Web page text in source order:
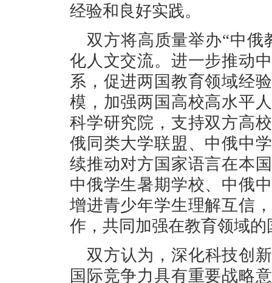
经验和良好实践。
双方将高质量举办“中俄
化人文交流。进一步推动
系，促进两国教育领域经
模，加强两国高校高水平
科学研究院，支持双方高
俄同类大学联盟、中俄中
续推动对方国家语言在本
中俄学生暑期学校、中俄
增进青少年学生理解互信
作，共同加强在教育领域
双方认为，深化科技创
国际竞争力具有重要战略